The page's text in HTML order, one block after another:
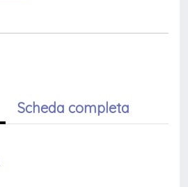
Scheda completa